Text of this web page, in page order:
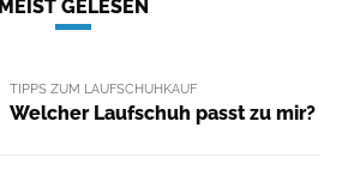
MEIST GELESEN
TIPPS ZUM LAUFSCHUHKAUF
Welcher Laufschuh passt zu mir?